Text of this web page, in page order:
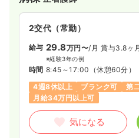
時間 8:30～17:00
年間休日120日
4週8休以上
気になる
3交代（常勤）
2交代（常勤）
給与 29.8万円〜/月 賞与3.8ヶ
※経験3年の例
時間 8:45～17:00 （休憩60分）
4週8休以上
ブランク可
第
月給34万円以上可
気になる